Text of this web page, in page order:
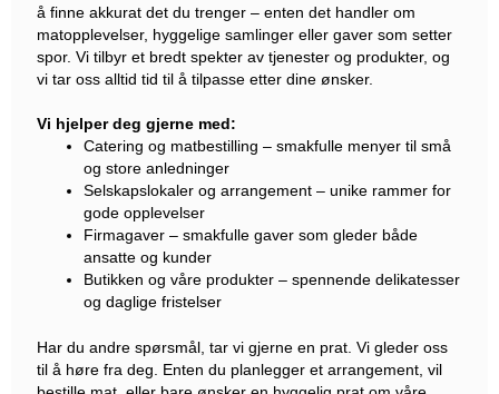
å finne akkurat det du trenger – enten det handler om
matopplevelser, hyggelige samlinger eller gaver som setter
spor. Vi tilbyr et bredt spekter av tjenester og produkter, og
vi tar oss alltid tid til å tilpasse etter dine ønsker.
Vi hjelper deg gjerne med:
Catering og matbestilling – smakfulle menyer til små
og store anledninger
Selskapslokaler og arrangement – unike rammer for
gode opplevelser
Firmagaver – smakfulle gaver som gleder både
ansatte og kunder
Butikken og våre produkter – spennende delikatesser
og daglige fristelser
Har du andre spørsmål, tar vi gjerne en prat. Vi gleder oss
til å høre fra deg. Enten du planlegger et arrangement, vil